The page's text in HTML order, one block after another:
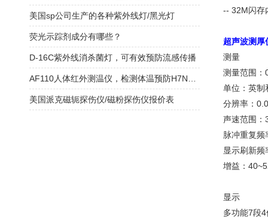
-- 32M闪存
超声波测
测量
测量范围：
单位：英制
分辨率：
声速范围：
脉冲重复频
显示刷新频
增益：
显示
多功能7段
美国sp公司生产的各种紫外线灯/黑光灯
荧光示踪剂成分有哪些？
D-16C紫外线消杀菌灯，可有效预防流感传播
美国派克磁轭探伤仪/磁粉探伤仪报价表